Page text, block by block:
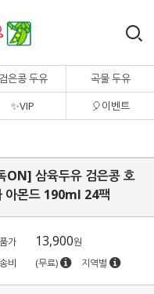
검은콩 두유
곡물 두유
✨VIP 🎈이벤트
ON] 삼육두유 검은콩 호
아몬드 190ml 24팩
가 13,900원
비
(무료) 지역별